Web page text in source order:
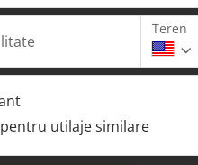
Teren
utilaje similare